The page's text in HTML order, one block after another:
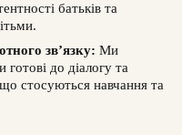
батьків та
зв’язку: Ми
до діалогу та
стосуються навчання та